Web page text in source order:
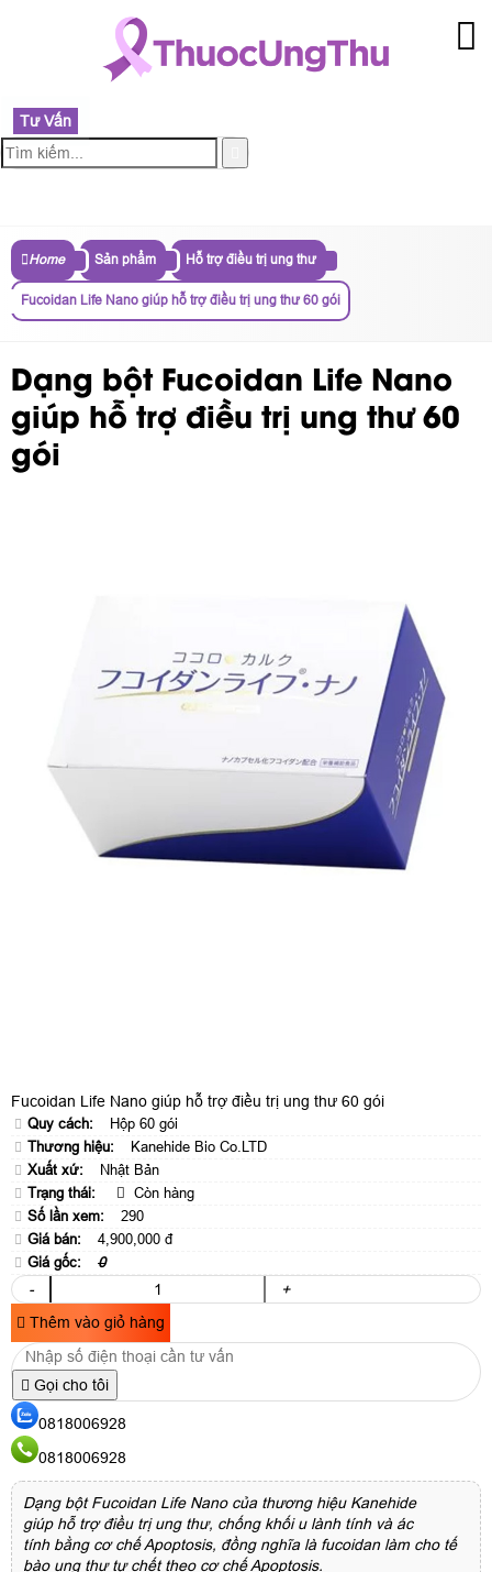
Tư Vấn
Home Sản phẩm Hỗ trợ điều trị ung thư
Fucoidan Life Nano giúp hỗ trợ điều trị ung thư 60 gói
Dạng bột Fucoidan Life Nano
giúp hỗ trợ điều trị ung thư 60
gói
Fucoidan Life Nano giúp hỗ trợ điều trị ung thư 60 gói
Quy cách:
Hộp 60 gói
Thương hiệu:
Kanehide Bio Co.LTD
Xuất xứ:
Nhật Bản
Trạng thái:
Còn hàng
Số lần xem:
290
Giá bán:
4,900,000 đ
Giá gốc:
0
-
+
Thêm vào giỏ hàng
Gọi cho tôi
0818006928
0818006928
Dạng bột Fucoidan Life Nano của thương hiệu Kanehide
giúp hỗ trợ điều trị ung thư, chống khối u lành tính và ác
tính bằng cơ chế Apoptosis, đồng nghĩa là fucoidan làm cho tế
bào ung thư tự chết theo cơ chế Apoptosis.